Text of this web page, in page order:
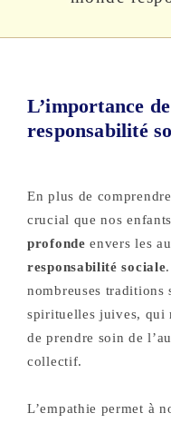
L’importance
responsabilité
En plus de
crucial que nos
profonde envers les
responsabilité sociale
nombreuses
spirituelles juives, qui
de prendre soin de
collectif.
L’empathie permet à